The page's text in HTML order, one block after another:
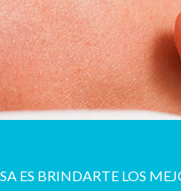
ES BRINDARTE LOS